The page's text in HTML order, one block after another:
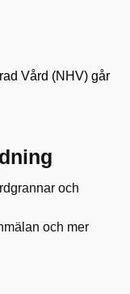
Vård (NHV) går
och
och mer